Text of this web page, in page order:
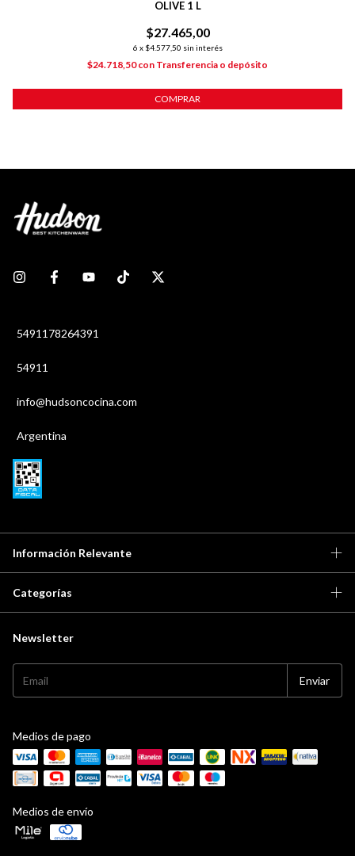
OLIVE 1 L
$27.465,00
6 x $4.577,50 sin interés
$24.718,50con Transferencia o depósito
COMPRAR
5491178264391
54911
info@hudsoncocina.com
Argentina
Información Relevante
Categorías
Newsletter
Medios de pago
Medios de envío